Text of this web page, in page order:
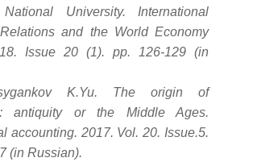
University. International
and the World Economy
Issue 20 (1). pp. 126-129 (in
K.Yu. The origin of
antiquity or the Middle Ages.
accounting. 2017. Vol. 20. Issue.5.
(in Russian).